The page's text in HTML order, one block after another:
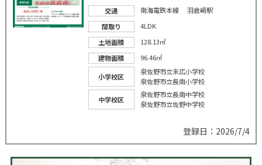
交通
南海電鉄本線 羽倉崎駅
間取り
4LDK
土地面積
128.13㎡
建物面積
96.46㎡
小学校区
泉佐野市立末広小学校
泉佐野市立長南小学校
中学校区
泉佐野市立長南中学校
泉佐野市立佐野中学校
登録日：2026/7/4